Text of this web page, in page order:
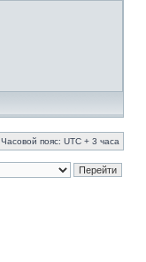
Часовой пояс: UTC + 3 часа